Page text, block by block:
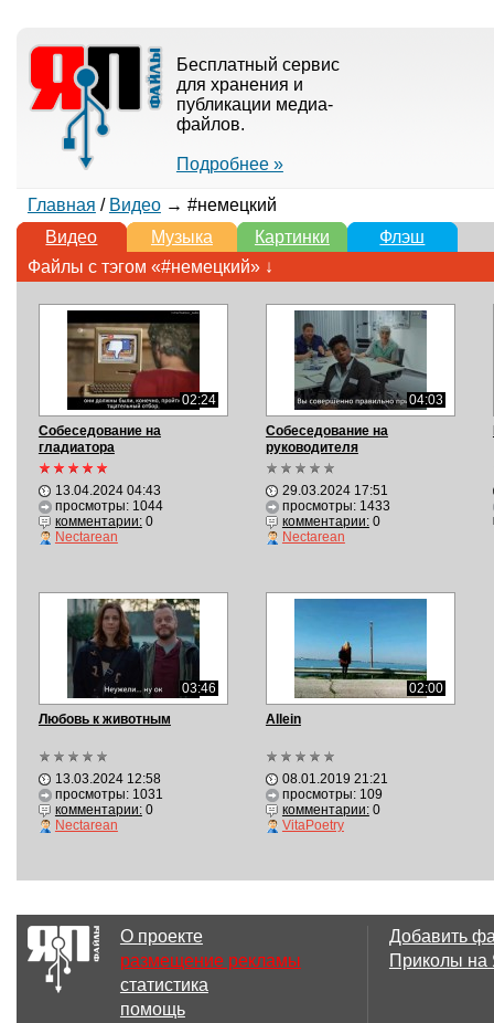
Бесплатный сервис
для хранения и
публикации медиа-
файлов.
Подробнее »
Главная / Видео→ #немецкий
Видео
Музыка Картинки
Флэш
Файлы с тэгом «#немецкий» ↓
02:24
Собеседование на
гладиатора
13.04.2024 04:43
просмотры: 1044
комментарии:0
Nectarean
04:03
Собеседование на
руководителя
29.03.2024 17:51
просмотры: 1433
комментарии:0
Nectarean
03:46
Любовь к животным
13.03.2024 12:58
просмотры: 1031
комментарии:0
Nectarean
02:00
Allein
08.01.2019 21:21
просмотры: 109
комментарии:0
VitaPoetry
О проекте
размещение рекламы
статистика
помощь
Добавить
Приколы